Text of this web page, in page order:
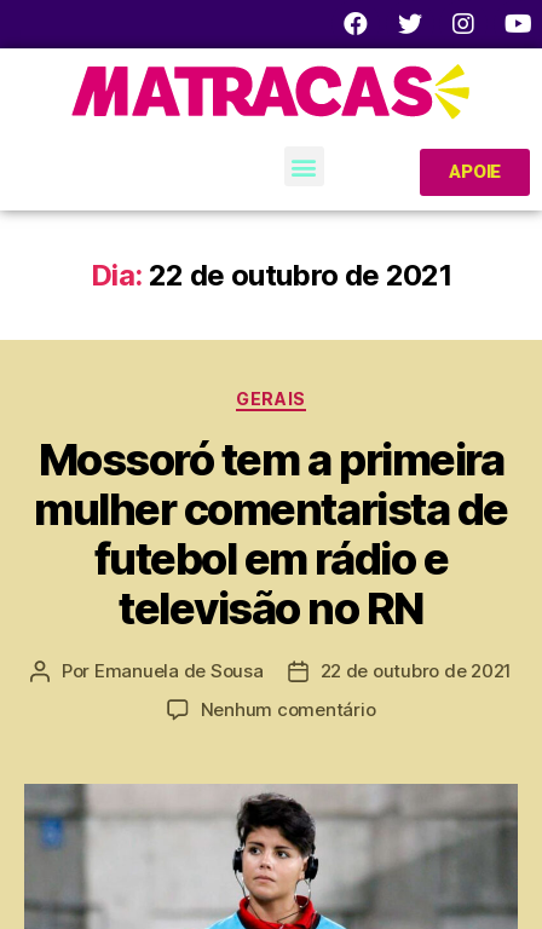
APOIE
Dia: 22 de outubro de 2021
GERAIS
Mossoró tem a primeira
mulher comentarista de
futebol em rádio e
televisão no RN
Por Emanuela de Sousa
22 de outubro de 2021
Nenhum comentário